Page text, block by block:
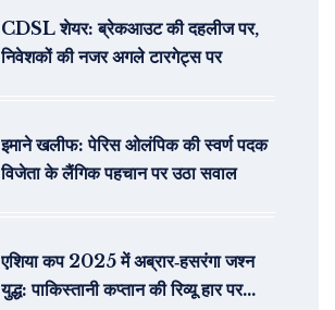
CDSL शेयर: ब्रेकआउट की दहलीज पर,
निवेशकों की नजर अगले टारगेट्स पर
इमाने खलीफ: पेरिस ओलंपिक की स्वर्ण पदक
विजेता के लैंगिक पहचान पर उठा सवाल
एशिया कप 2025 में अब्रार‑हसरंगा जश्न
युद्ध: पाकिस्तानी कप्तान की रिव्यू हार पर